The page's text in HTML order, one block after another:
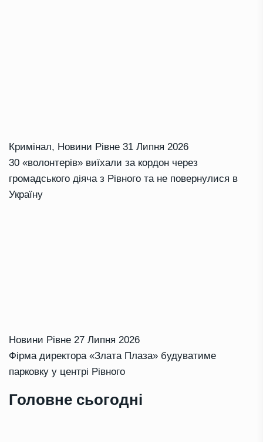
Кримінал, Новини Рівне 31 Липня 2026
30 «волонтерів» виїхали за кордон через
громадського діяча з Рівного та не повернулися в
Україну
Новини Рівне 27 Липня 2026
Фірма директора «Злата Плаза» будуватиме
парковку у центрі Рівного
Головне сьогодні